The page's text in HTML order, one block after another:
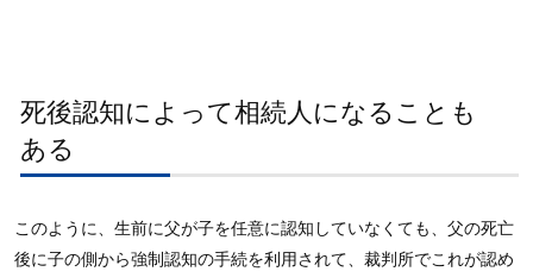
死後認知によって相続人になることも
ある
このように、生前に父が子を任意に認知していなくても、父の死亡
後に子の側から強制認知の手続を利用されて、裁判所でこれが認め